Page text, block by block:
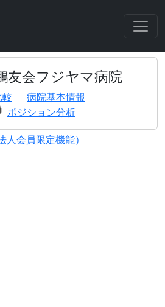
友会フジヤマ病院
病院基本情報
ポジション分析
会員限定機能）